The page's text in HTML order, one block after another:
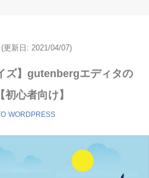
(更新日: 2021/04/07)
ズ】gutenbergエディタの
初心者向け】
WORDPRESS